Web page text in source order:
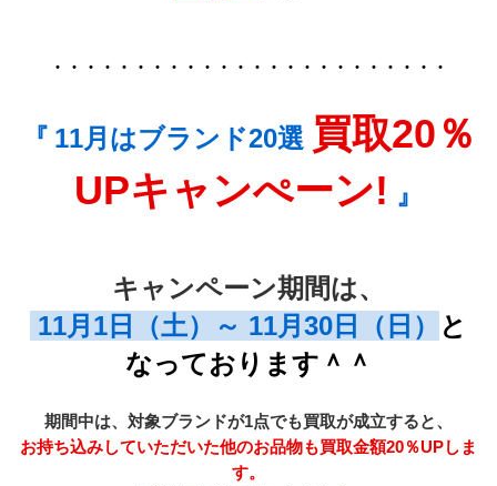
・・・・・・・・・・・・・・・・・・・・・・・・
『 11月はブランド20選 買取20％
UPキャンぺーン! 』
キャンペーン期間は、
11月1日（土）～ 11月30日（日）
と
なっております＾＾
期間中は、対象ブランドが1点でも買取が成立すると、
お持ち込みしていただいた他のお品物も買取金額20％UPしま
す。